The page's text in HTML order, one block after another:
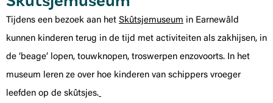
Tijdens een bezoek aan het Skûtsjemuseum in Earnewâld
kunnen kinderen terug in de tijd met activiteiten als zakhijsen, in
de ‘beage’ lopen, touwknopen, troswerpen enzovoorts. In het
museum leren ze over hoe kinderen van schippers vroeger
leefden op de skûtsjes.